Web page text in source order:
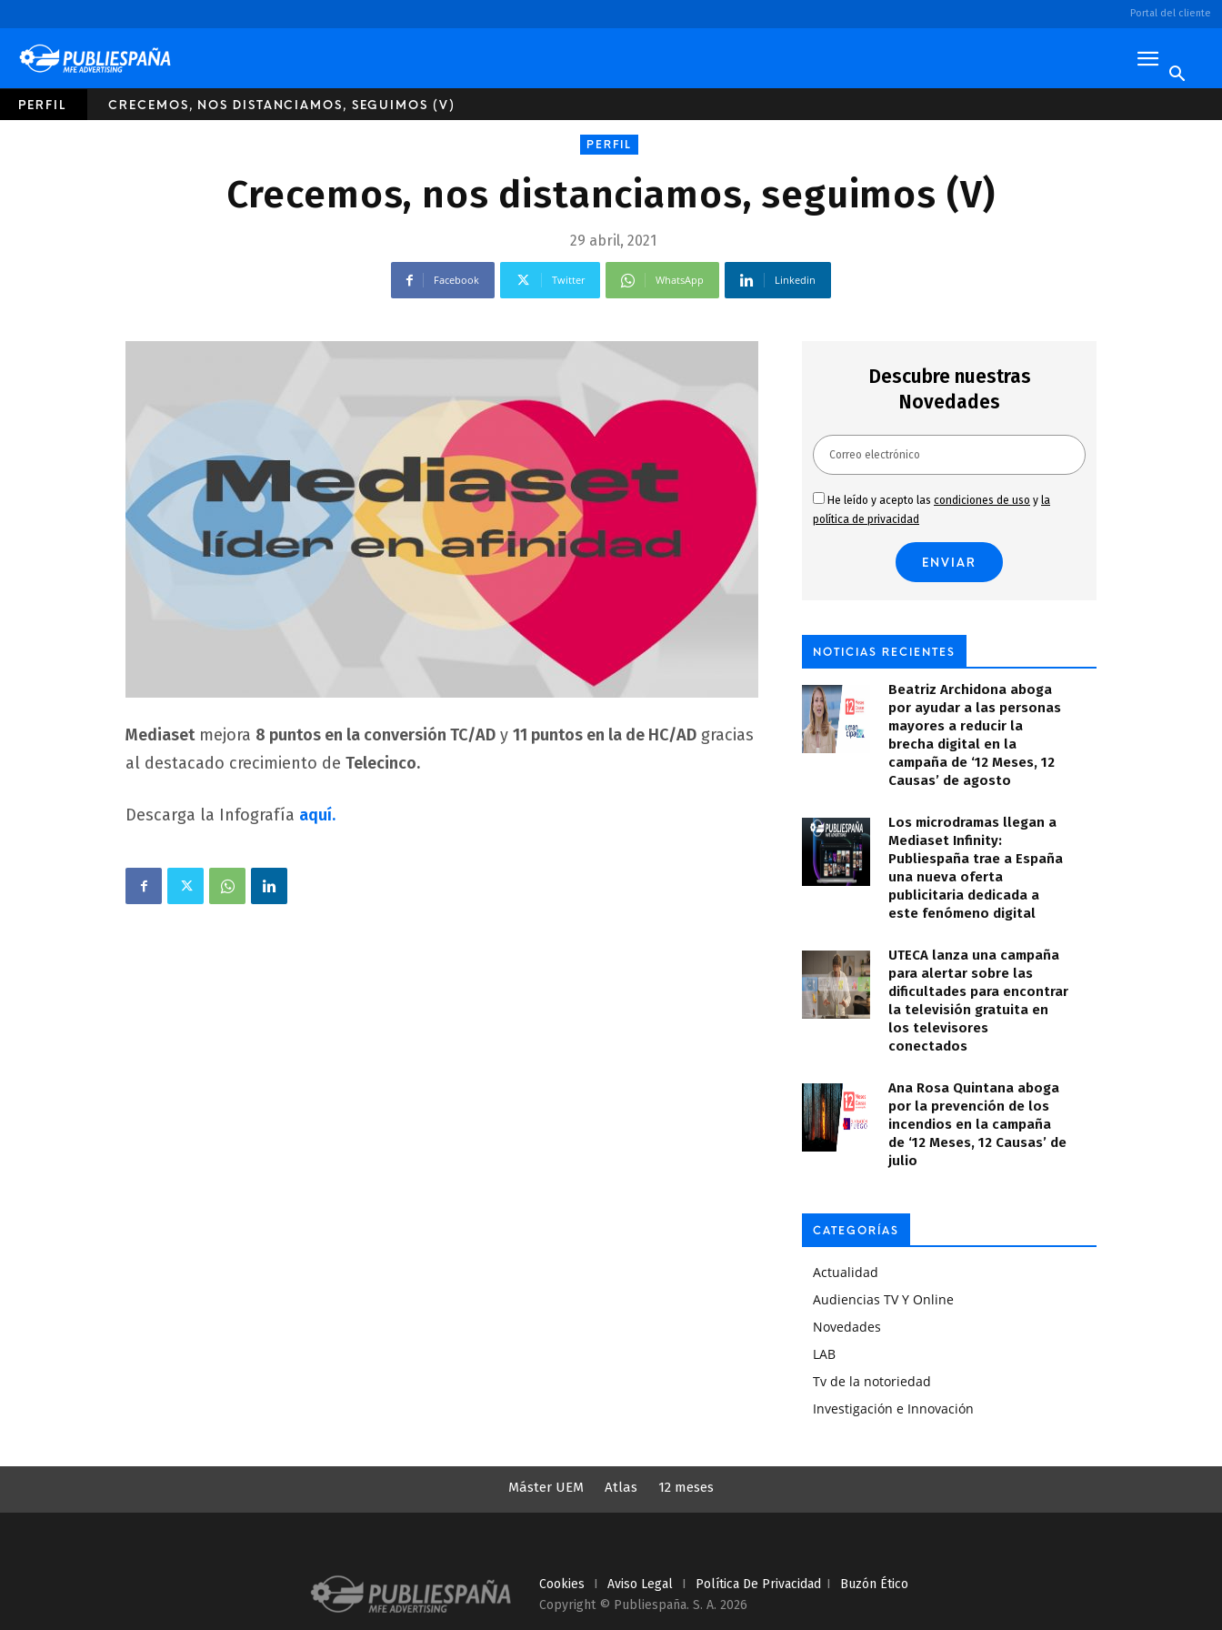
Portal del cliente
PERFIL CRECEMOS, NOS DISTANCIAMOS, SEGUIMOS (V)
PERFIL
Crecemos, nos distanciamos, seguimos (V)
29 abril, 2021
Facebook Twitter WhatsApp Linkedin
Mediasetmejora 8 puntos en la conversión TC/AD y 11 puntos en la de HC/AD gracias
al destacado crecimiento de Telecinco.
Descarga la Infografía aquí.
Descubre nuestras
Novedades
He leído y acepto las condiciones de uso y la
política de privacidad
NOTICIAS RECIENTES
Beatriz Archidona aboga
por ayudar a las personas
mayores a reducir la
brecha digital en la
campaña de ‘12 Meses, 12
Causas’ de agosto
Los microdramas llegan a
Mediaset Infinity:
Publiespaña trae a España
una nueva oferta
publicitaria dedicada a
este fenómeno digital
UTECA lanza una campaña
para alertar sobre las
dificultades para encontrar
la televisión gratuita en
los televisores
conectados
Ana Rosa Quintana aboga
por la prevención de los
incendios en la campaña
de ‘12 Meses, 12 Causas’ de
julio
CATEGORÍAS
Actualidad
Audiencias TV Y Online
Novedades
LAB
Tv de la notoriedad
Investigación e Innovación
Máster UEM Atlas 12 meses
Cookies I Aviso Legal I Política De Privacidad I
Buzón Ético
Copyright © Publiespaña. S. A. 2026